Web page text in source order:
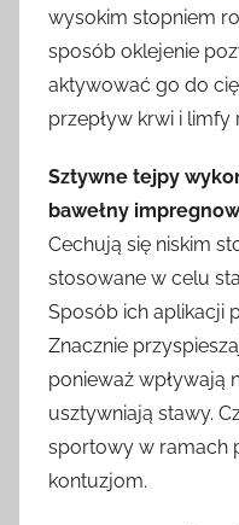
wysokim stopniem
sposób oklejenie
aktywować go do
przepływ krwi i
Sztywne tejpy
bawełny
Cechują się niskim
stosowane w celu
Sposób ich aplikacji
Znacznie
ponieważ wpływają
usztywniają stawy.
sportowy w ramach
kontuzjom.